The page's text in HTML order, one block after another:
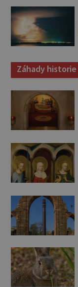
Záhady historie